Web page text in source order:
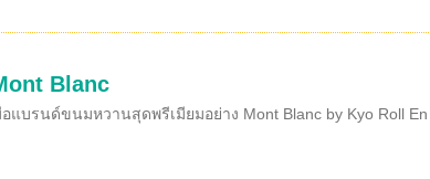
Blanc
บรนด์ขนมหวานสุดพรีเมียมอย่าง Mont Blanc by Kyo Roll